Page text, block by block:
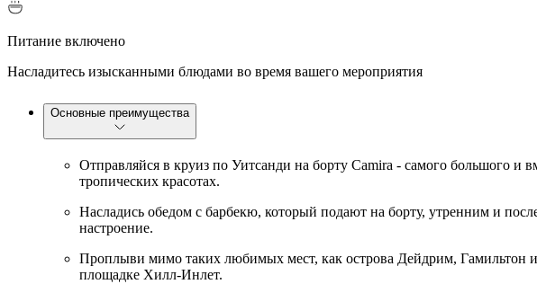
Питание включено
Насладитесь изысканными блюдами во время вашего мероприятия
Основные преимущества
Отправляйся в круиз по Уитсанди на борту Camira - самого большого и
тропических красотах.
Насладись обедом с барбекю, который подают на борту, утренним и
настроение.
Проплыви мимо таких любимых мест, как острова Дейдрим,
площадке Хилл-Инлет.